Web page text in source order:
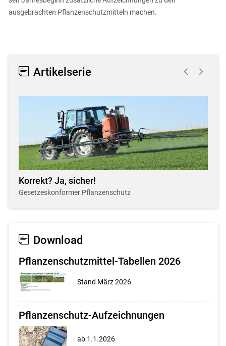
ausgebrachten Pflanzenschutzmitteln machen.
Artikelserie
Korrekt? Ja, sicher!
Gesetzeskonformer Pflanzenschutz
Download
Pflanzenschutzmittel-Tabellen 2026
Stand März 2026
Pflanzenschutz-Aufzeichnungen
ab 1.1.2026